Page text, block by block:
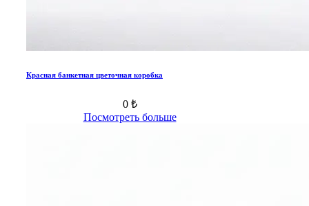
Красная банкетная цветочная коробка
0 ₺
Посмотреть больше